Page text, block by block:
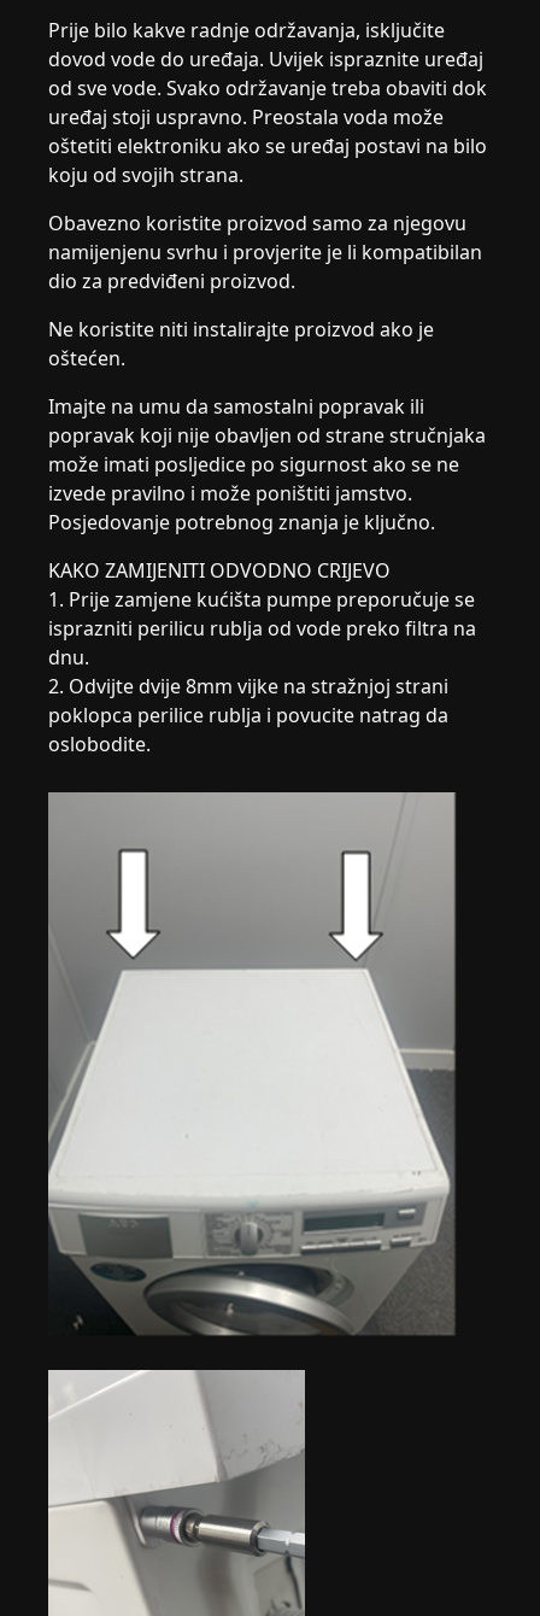
Prije bilo kakve radnje održavanja, isključite
dovod vode do uređaja. Uvijek ispraznite uređaj
od sve vode. Svako održavanje treba obaviti dok
uređaj stoji uspravno. Preostala voda može
oštetiti elektroniku ako se uređaj postavi na bilo
koju od svojih strana.
Obavezno koristite proizvod samo za njegovu
namijenjenu svrhu i provjerite je li kompatibilan
dio za predviđeni proizvod.
Ne koristite niti instalirajte proizvod ako je
oštećen.
Imajte na umu da samostalni popravak ili
popravak koji nije obavljen od strane stručnjaka
može imati posljedice po sigurnost ako se ne
izvede pravilno i može poništiti jamstvo.
Posjedovanje potrebnog znanja je ključno.
KAKO ZAMIJENITI ODVODNO CRIJEVO
1. Prije zamjene kućišta pumpe preporučuje se
isprazniti perilicu rublja od vode preko filtra na
dnu.
2. Odvijte dvije 8mm vijke na stražnjoj strani
poklopca perilice rublja i povucite natrag da
oslobodite.